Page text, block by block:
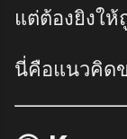
แต่ต้องยิงให้
นี่คือแนวคิด